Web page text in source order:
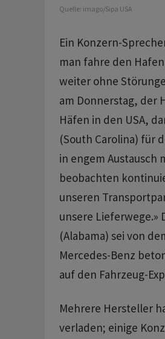
Quelle: imago/Sipa USA
Ein Konzern-
man fahre den
weiter ohne
am Donnerstag, der
Häfen in den USA,
(South Carolina) für
in engem Austausch
beobachten
unseren
unsere Lieferwege.»
(Alabama) sei von
Mercedes-Benz
auf den Fahrzeug-
Mehrere Hersteller
verladen; einige